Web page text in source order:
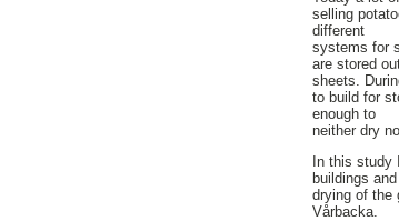
selling
different
systems for
are stored
sheets.
to build for
enough to
neither dry
In this study
buildings
drying of the
Vårbacka.